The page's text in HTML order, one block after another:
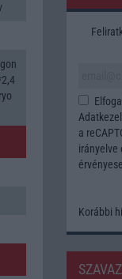
a
irányelve
Korábbi